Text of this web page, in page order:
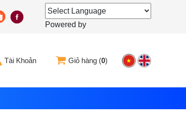
Powered by
Tài Khoản Giỏ hàng (0)